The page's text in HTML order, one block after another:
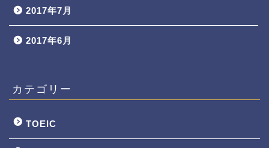
2017年7月
2017年6月
カテゴリー
TOEIC